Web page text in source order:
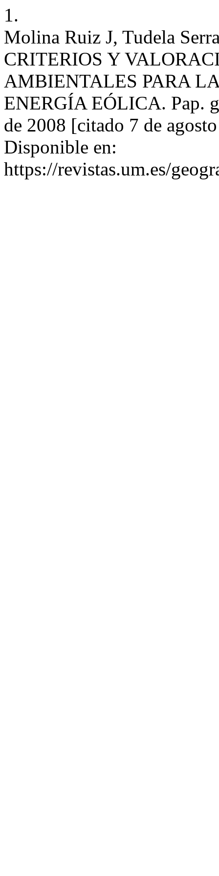
1.
Molina Ruiz J, Tudela
CRITERIOS Y
AMBIENTALES PARA
ENERGÍA EÓLICA. Pap.
de 2008 [citado 7 de
Disponible en:
https://revistas.um.es/